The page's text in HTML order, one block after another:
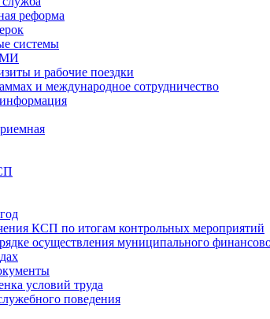
реформа
системы
и рабочие поездки
и международное сотрудничество
КСП по итогам контрольных мероприятий
осуществления муниципального
условий труда
поведения